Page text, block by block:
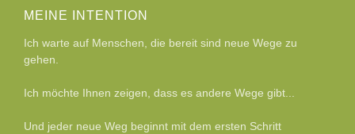
MEINE INTENTION
Ich warte auf Menschen, die bereit sind neue Wege zu
gehen.
Ich möchte Ihnen zeigen, dass es andere Wege gibt...
Und jeder neue Weg beginnt mit dem ersten Schritt